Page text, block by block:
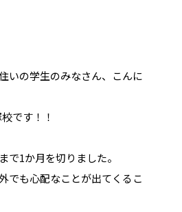
いの学生のみなさん、こんに
です！！
で1か月を切りました。
でも心配なことが出てくるこ